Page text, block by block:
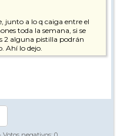
junto a lo q caiga entre el
toda la semana, si se
2 alguna pistilla podrán
Ahí lo dejo.